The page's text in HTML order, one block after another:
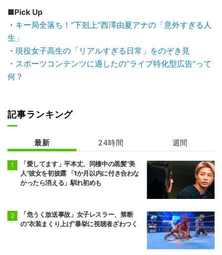
■Pick Up
・ キー局全落ち！“下剋上”西澤由夏アナの「意外すぎる人
生」
・ 現役女子高生の「リアルすぎる日常」をのぞき見
・ スポーツコンテンツに適したの“ライブ特化型広告”って
何？
記事ランキング
最新 24時間 週間
「愛してます」平本丈、同棲中の黒髪“美
人”彼女を初披露 「1か月以内に付き合わな
かったら消える」馴れ初めも
「危うく放送事故」女子レスラー、禁断
の“衣装まくり上げ”暴挙に視聴者ざわつく